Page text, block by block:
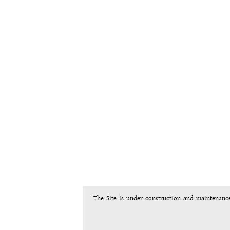
The Site is under construction and